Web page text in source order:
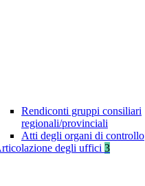
Rendiconti gruppi consiliari
regionali/provinciali
Atti degli organi di controllo
degli uffici 3